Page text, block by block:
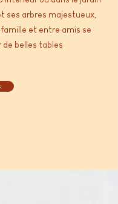
ses arbres majestueux,
et entre amis se
belles tables